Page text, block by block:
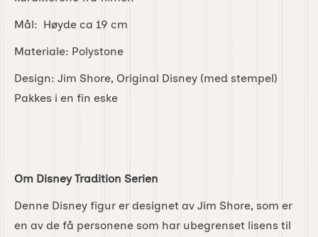
Mål: Høyde ca 19 cm
Materiale: Polystone
Design: Jim Shore, Original Disney (med stempel)
Pakkes i en fin eske
Om Disney Tradition Serien
Denne Disney figur er designet av Jim Shore, som er
en av de få personene som har ubegrenset lisens til